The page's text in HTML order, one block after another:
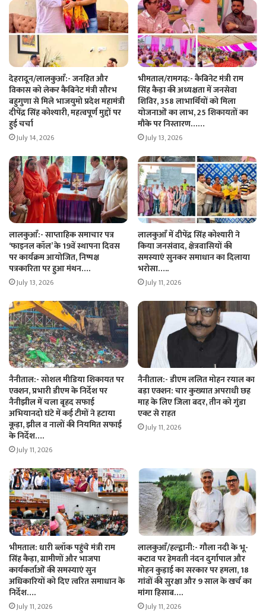
देहरादून/लालकुआँ:- जनहित और
विकास को लेकर कैबिनेट मंत्री सौरभ
बहुगुणा से मिले भाजयुमो प्रदेश महामंत्री
दीपेंद्र सिंह कोश्यारी, महत्वपूर्ण मुद्दों पर
हुई चर्चा
July 14, 2026
भीमताल/रामगढ़:- कैबिनेट मंत्री राम
सिंह कैड़ा की अध्यक्षता में जनसेवा
शिविर, 358 लाभार्थियों को मिला
योजनाओं का लाभ, 25 शिकायतों का
मौके पर निस्तारण……
July 13, 2026
लालकुआँ:- साप्ताहिक समाचार पत्र
‘फाइनल कॉल’ के 19वें स्थापना दिवस
पर कार्यक्रम आयोजित, निष्पक्ष
पत्रकारिता पर हुआ मंथन….
July 13, 2026
लालकुआँ में दीपेंद्र सिंह कोश्यारी ने
किया जनसंवाद, क्षेत्रवासियों की
समस्याएं सुनकर समाधान का दिलाया
भरोसा…..
July 11, 2026
नैनीताल:- सोशल मीडिया शिकायत पर
एक्शन, प्रभारी डीएम के निर्देश पर
नैनीझील में चला बृहद सफाई
अभियानदो घंटे में कई टीमों ने हटाया
कूड़ा, झील व नालों की नियमित सफाई
के निर्देश….
July 11, 2026
नैनीताल:- डीएम ललित मोहन रयाल का
बड़ा एक्शन: चार कुख्यात अपराधी छह
माह के लिए जिला बदर, तीन को गुंडा
एक्ट से राहत
July 11, 2026
भीमताल: धारी ब्लॉक पहुंचे मंत्री राम
सिंह कैड़ा, ग्रामीणों और भाजपा
कार्यकर्ताओं की समस्याएं सुन
अधिकारियों को दिए त्वरित समाधान के
निर्देश….
July 11, 2026
लालकुआँ/हल्द्वानी:- गौला नदी के भू-
कटाव पर हेमवती नंदन दुर्गापाल और
मोहन कुड़ाई का सरकार पर हमला, 18
गांवों की सुरक्षा और 9 साल के खर्च का
मांगा हिसाब….
July 11, 2026